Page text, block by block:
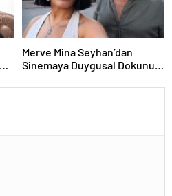
Merve Mina Seyhan’dan
Sinemaya Duygusal Dokunuş!
Çekim İçin Gün Sayıyor